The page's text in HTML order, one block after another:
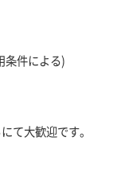
条件による)
て大歓迎です。